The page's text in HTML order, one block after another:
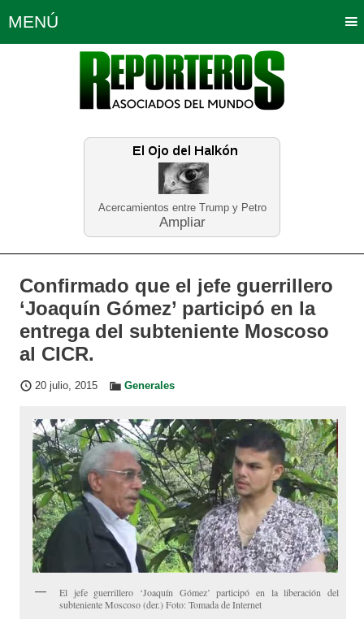
Acercamientos entre Trump y Petro
Ampliar
MENÚ
Política Opinión Bogotá
Planeta Tierra Deportes
Educación Neira
Confirmado que el jefe guerrillero
‘Joaquín Gómez’ participó en la
entrega del subteniente Moscoso
al CICR.
20 julio, 2015 Generales
El jefe guerrillero ‘Joaquín Gómez’ participó en la liberación del
subteniente Moscoso (der.) Foto: Tomada de Internet